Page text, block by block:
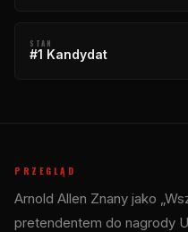
STAN
#1 Kandydat
PRZEGLĄD
Arnold Allen Znany jako
pretendentem do nagrody